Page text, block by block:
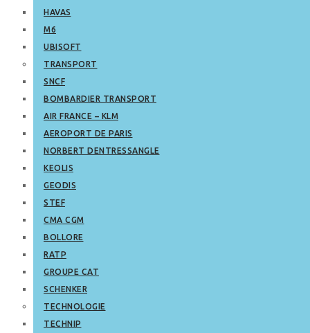
HAVAS
M6
UBISOFT
TRANSPORT
SNCF
BOMBARDIER TRANSPORT
AIR FRANCE – KLM
AEROPORT DE PARIS
NORBERT DENTRESSANGLE
KEOLIS
GEODIS
STEF
CMA CGM
BOLLORE
RATP
GROUPE CAT
SCHENKER
TECHNOLOGIE
TECHNIP